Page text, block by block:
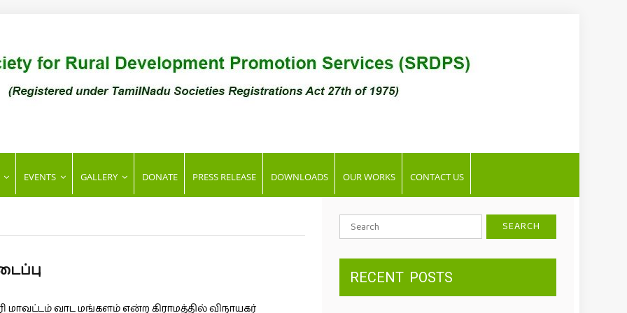
EVENTS GALLERY DONATE PRESS RELEASE DOWNLOADS OUR WORKS CONTACT US
மாவட்டம் வாட மங்களம் என்ற கிராமத்தில் விநாயகர்
Search
for:
RECENT POSTS